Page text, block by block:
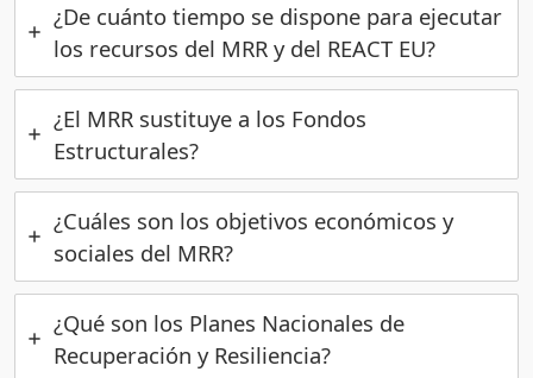
¿De cuánto tiempo se dispone para ejecutar
los recursos del MRR y del REACT EU?
¿El MRR sustituye a los Fondos
Estructurales?
¿Cuáles son los objetivos económicos y
sociales del MRR?
¿Qué son los Planes Nacionales de
Recuperación y Resiliencia?